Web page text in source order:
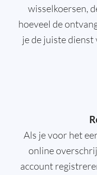
wisselkoersen,
hoeveel de
je de juiste
Als je voor het
online
account